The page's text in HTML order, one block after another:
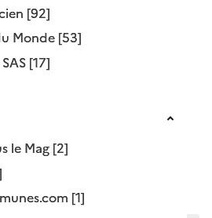
[92]
Monde [53]
[17]
Mag
le Mag [2]
[1]
dans cette catégorie
d'une modale)
au panier